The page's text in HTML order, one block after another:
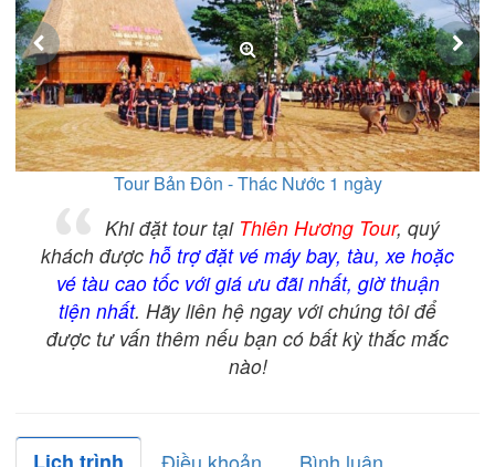
Tour Bản Đôn - Thác Nước 1 ngày
Khi đặt tour tại Thiên Hương Tour, quý
khách được hỗ trợ đặt vé máy bay, tàu, xe hoặc
vé tàu cao tốc với giá ưu đãi nhất, giờ thuận
tiện nhất. Hãy liên hệ ngay với chúng tôi để
được tư vấn thêm nếu bạn có bất kỳ thắc mắc
nào!